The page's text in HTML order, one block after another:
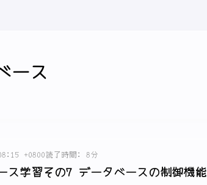
ース
+0800読了時間: 8分
ス学習その7 データベースの制御機能